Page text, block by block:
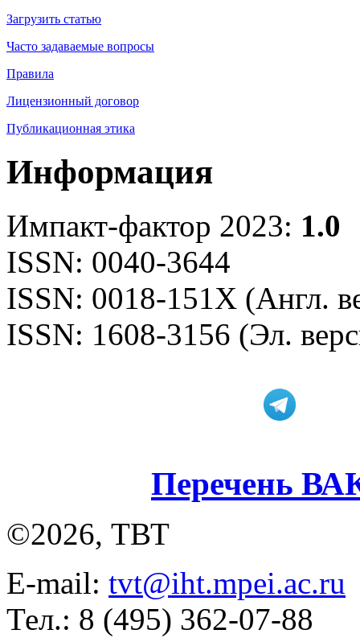
Загрузить статью
Часто задаваемые вопросы
Правила
Лицензионный договор
Публикационная этика
Информация
Импакт-фактор 2023: 1.0
ISSN: 0040-3644
ISSN: 0018-151X (Англ.
ISSN: 1608-3156 (Эл.
Перечень
©2026, ТВТ
E-mail: tvt@iht.mpei.ac.ru
Тел.: 8 (495) 362-07-88